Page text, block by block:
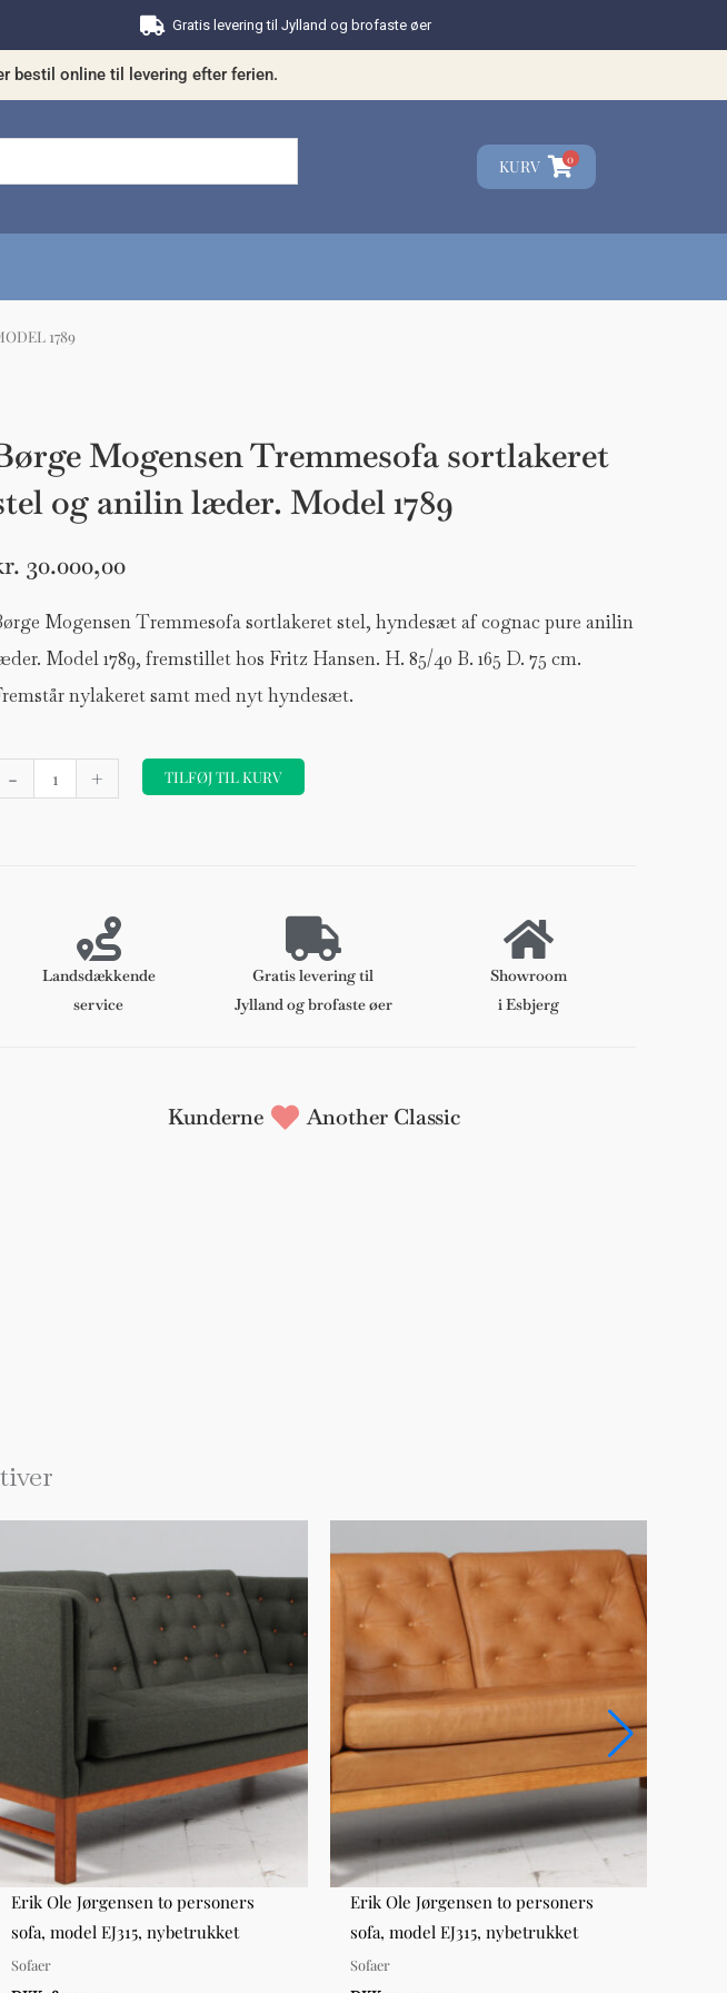
Gratis levering til Jylland og brofaste øer
bestil online til levering efter ferien.
KURV 0
1789
have din interesse?
Mogensen Tremmesofa sortlakeret
og anilin læder. Model 1789
30.000,00
Mogensen Tremmesofa sortlakeret stel, hyndesæt af cognac pure anilin
Model 1789, fremstillet hos Fritz Hansen. H. 85/40 B. 165 D. 75 cm.
nylakeret samt med nyt hyndesæt.
-
Mogensen
+ TILFØJ TIL KURV
Landsdækkende
service
Gratis levering til
Jylland og brofaste øer
Showroom
i Esbjerg
Kunderne Another Classic
Erik Ole Jørgensen to personers
sofa, model EJ315, nybetrukket
Sofaer
Erik Ole Jørgensen to personers
sofa, model EJ315, nybetrukket
Sofaer